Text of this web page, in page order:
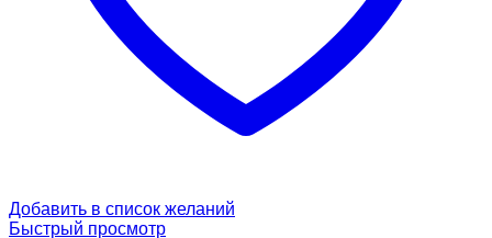
Добавить в список желаний
Быстрый просмотр